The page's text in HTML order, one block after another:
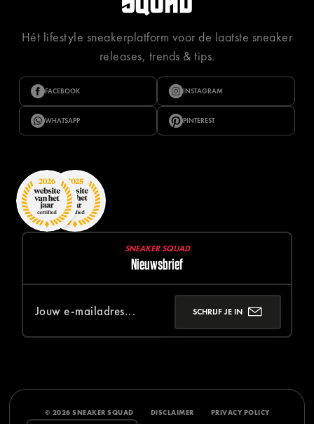
Hét lifestyle sneakerplatform voor de laatste sneaker
releases, trends & tips.
FACEBOOK INSTAGRAM
WHATSAPP PINTEREST
SNEAKER SQUAD
Nieuwsbrief
SCHRIJF JE IN
© 2026 SNEAKER SQUAD DISCLAIMER PRIVACY POLICY